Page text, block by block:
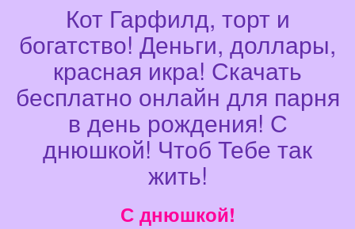
Кот Гарфилд, торт и
богатство! Деньги, доллары,
красная икра! Скачать
бесплатно онлайн для парня
в день рождения! С
днюшкой! Чтоб Тебе так
жить!
С днюшкой!